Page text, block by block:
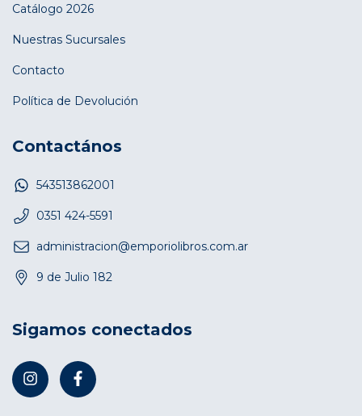
Catálogo 2026
Nuestras Sucursales
Contacto
Política de Devolución
Contactános
543513862001
0351 424-5591
administracion@emporiolibros.com.ar
9 de Julio 182
Sigamos conectados